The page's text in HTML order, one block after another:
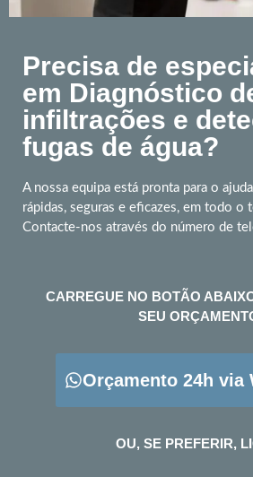
Precisa de
em Diagnóstico
infiltrações e
fugas de água?
A nossa equipa está pronta para o
rápidas, seguras e eficazes, em todo o
Contacte-nos através do número de
CARREGUE NO BOTÃO
SEU
Orçamento 24h via
OU, SE PREFERIR,